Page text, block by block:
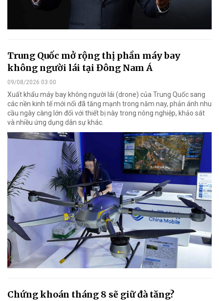
Trung Quốc mở rộng thị phần máy bay
không người lái tại Đông Nam Á
09/08/2026 03:00
Xuất khẩu máy bay không người lái (drone) của Trung Quốc sang
các nền kinh tế mới nổi đã tăng mạnh trong năm nay, phản ánh nhu
cầu ngày càng lớn đối với thiết bị này trong nông nghiệp, khảo sát
và nhiều ứng dụng dân sự khác.
Chứng khoán tháng 8 sẽ giữ đà tăng?